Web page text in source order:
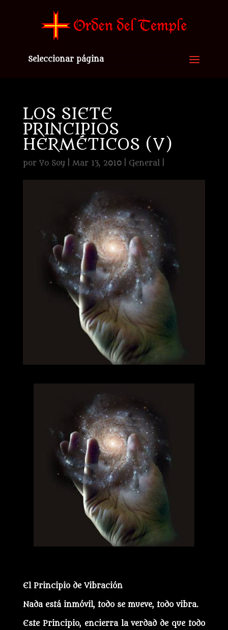
Seleccionar página
LOS SIETE
PRINCIPIOS
HERMÉTICOS (V)
por Yo Soy| Mar 13, 2010| General|
El Principio de Vibración
Nada está inmóvil, todo se mueve, todo vibra.
Este Principio, encierra la verdad de que todo